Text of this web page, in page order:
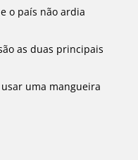
o país não ardia
as duas principais
uma mangueira